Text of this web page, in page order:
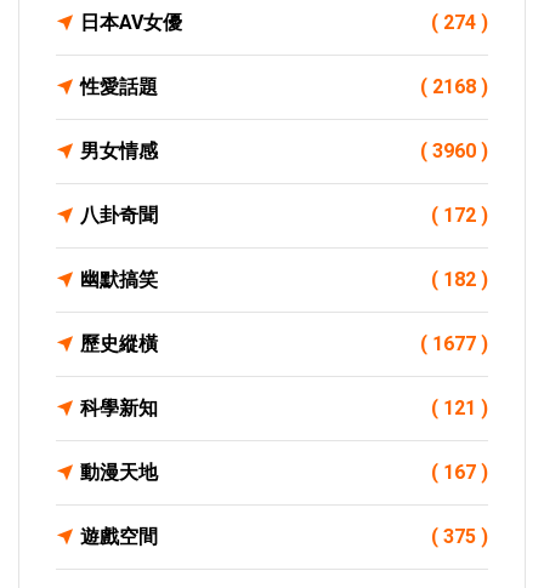
日本AV女優 ( 274 )
性愛話題 ( 2168 )
男女情感 ( 3960 )
八卦奇聞 ( 172 )
幽默搞笑 ( 182 )
歷史縱橫 ( 1677 )
科學新知 ( 121 )
動漫天地 ( 167 )
遊戲空間 ( 375 )